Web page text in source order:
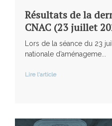
Résultats de la
CNAC (23 juillet
Lors de la séance du 23
nationale d’aménageme...
Lire l'article